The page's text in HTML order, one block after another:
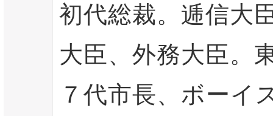
初代総裁。逓信大
大臣、外務大臣。
７代市長、ボーイ